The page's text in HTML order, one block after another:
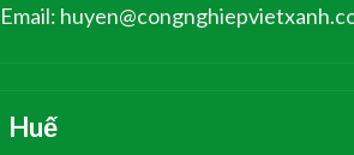
Email:
Huế